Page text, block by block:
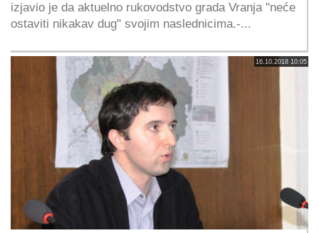
izjavio je da aktuelno rukovodstvo grada Vranja "neće
ostaviti nikakav dug" svojim naslednicima.-...
16.10.2018 10:05